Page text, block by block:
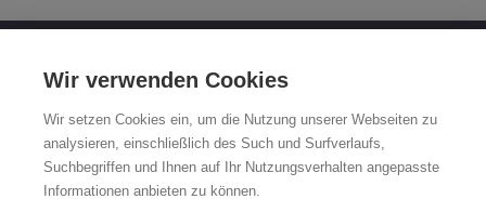
Derschlager Straße 26
58540 Meinerzhagen
Fuchsfelgen-Hotline +49 2354 73-317
Wir verwenden Cookies
Wir setzen Cookies ein, um die Nutzung unserer Webseiten zu
analysieren, einschließlich des Such und Surfverlaufs,
Suchbegriffen und Ihnen auf Ihr Nutzungsverhalten angepasste
Informationen anbieten zu können.